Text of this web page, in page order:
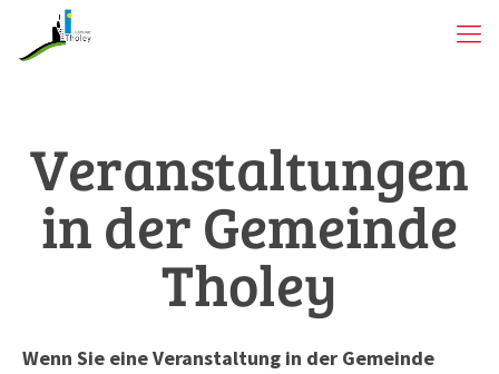
Veranstaltungen
in der Gemeinde
Tholey
Wenn Sie eine Veranstaltung in der Gemeinde